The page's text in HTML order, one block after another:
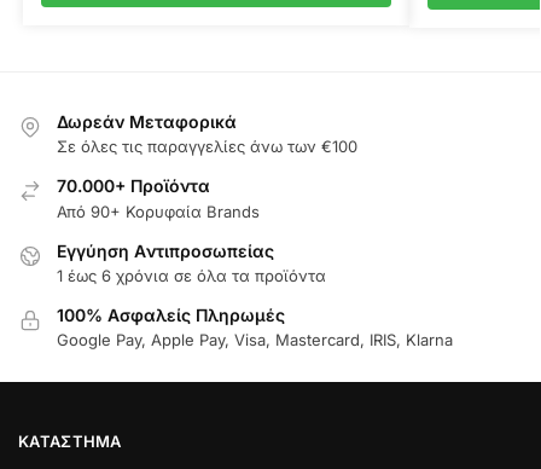
Δωρεάν Μεταφορικά
Σε όλες τις παραγγελίες άνω των €100
70.000+ Προϊόντα
Από 90+ Κορυφαία Brands
Εγγύηση Aντιπροσωπείας
1 έως 6 χρόνια σε όλα τα προϊόντα
100% Ασφαλείς Πληρωμές
Google Pay, Apple Pay, Visa, Mastercard, IRIS, Klarna
ΚΑΤΆΣΤΗΜΑ